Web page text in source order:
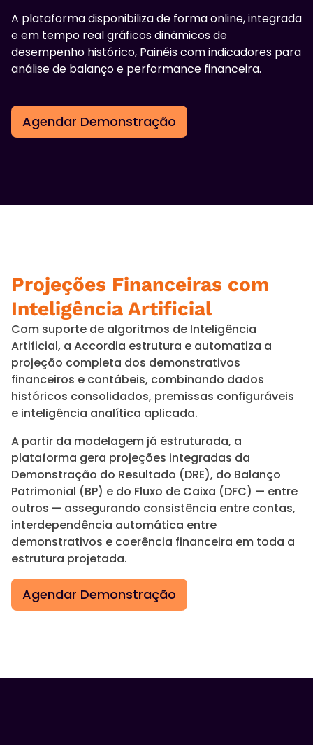
A plataforma disponibiliza de forma online, integrada
e em tempo real gráficos dinâmicos de
desempenho histórico, Painéis com indicadores para
análise de balanço e performance financeira.​
Agendar Demonstração
Projeções Financeiras com
Inteligência Artificial
Com suporte de algoritmos de Inteligência
Artificial, a Accordia estrutura e automatiza a
projeção completa dos demonstrativos
financeiros e contábeis, combinando dados
históricos consolidados, premissas configuráveis
e inteligência analítica aplicada.
A partir da modelagem já estruturada, a
plataforma gera projeções integradas da
Demonstração do Resultado (DRE), do Balanço
Patrimonial (BP) e do Fluxo de Caixa (DFC) — entre
outros — assegurando consistência entre contas,
interdependência automática entre
demonstrativos e coerência financeira em toda a
estrutura projetada.
Agendar Demonstração